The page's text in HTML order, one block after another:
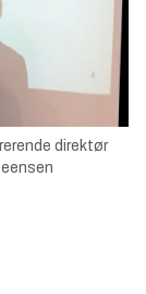
direktør